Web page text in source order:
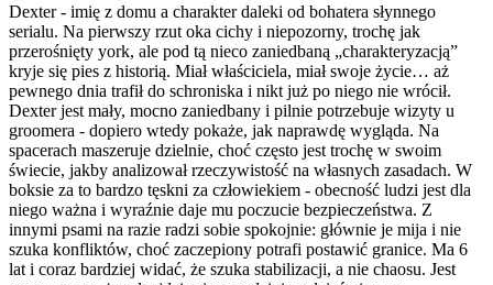
Dexter - imię z domu a charakter daleki od bohatera słynnego
serialu. Na pierwszy rzut oka cichy i niepozorny, trochę jak
przerośnięty york, ale pod tą nieco zaniedbaną „charakteryzacją”
kryje się pies z historią. Miał właściciela, miał swoje życie… aż
pewnego dnia trafił do schroniska i nikt już po niego nie wrócił.
Dexter jest mały, mocno zaniedbany i pilnie potrzebuje wizyty u
groomera - dopiero wtedy pokaże, jak naprawdę wygląda. Na
spacerach maszeruje dzielnie, choć często jest trochę w swoim
świecie, jakby analizował rzeczywistość na własnych zasadach. W
boksie za to bardzo tęskni za człowiekiem - obecność ludzi jest dla
niego ważna i wyraźnie daje mu poczucie bezpieczeństwa. Z
innymi psami na razie radzi sobie spokojnie: głównie je mija i nie
szuka konfliktów, choć zaczepiony potrafi postawić granice. Ma 6
lat i coraz bardziej widać, że szuka stabilizacji, a nie chaosu. Jest